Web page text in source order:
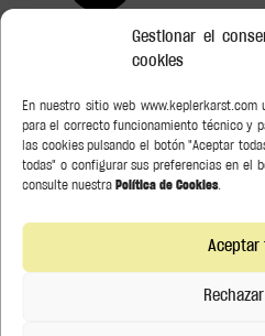
Gestionar el
cookies
En nuestro sitio web
para el correcto funcionamiento técnico y
las cookies pulsando el botón "Aceptar
todas" o configurar sus preferencias en el
consulte nuestra Política de Cookies.
Aceptar
Categorías
Asesoramiento Soberano